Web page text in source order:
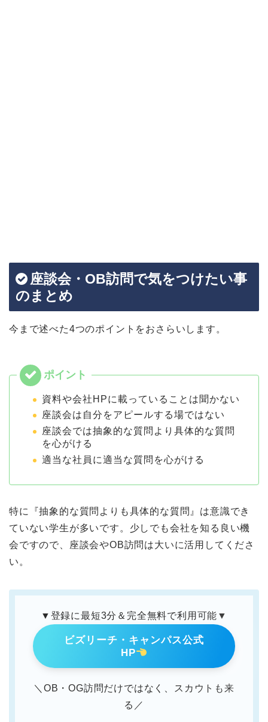
座談会・OB訪問で気をつけたい事
のまとめ
今まで述べた4つのポイントをおさらいします。
資料や会社HPに載っていることは聞かない
座談会は自分をアピールする場ではない
座談会では抽象的な質問より具体的な質問
を心がける
適当な社員に適当な質問を心がける
特に『抽象的な質問よりも具体的な質問』は意識でき
ていない学生が多いです。少しでも会社を知る良い機
会ですので、座談会やOB訪問は大いに活用してくださ
い。
▼登録に最短3分＆完全無料で利用可能▼
ビズリーチ・キャンパス公式
HP
＼OB・OG訪問だけではなく、スカウトも来
る／